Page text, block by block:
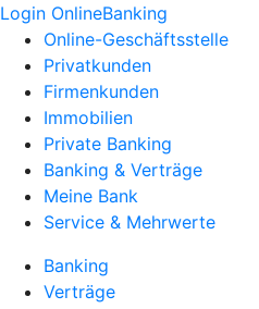
Login OnlineBanking
Online-Geschäftsstelle
Privatkunden
Firmenkunden
Immobilien
Private Banking
Banking & Verträge
Meine Bank
Service & Mehrwerte
Banking
Verträge